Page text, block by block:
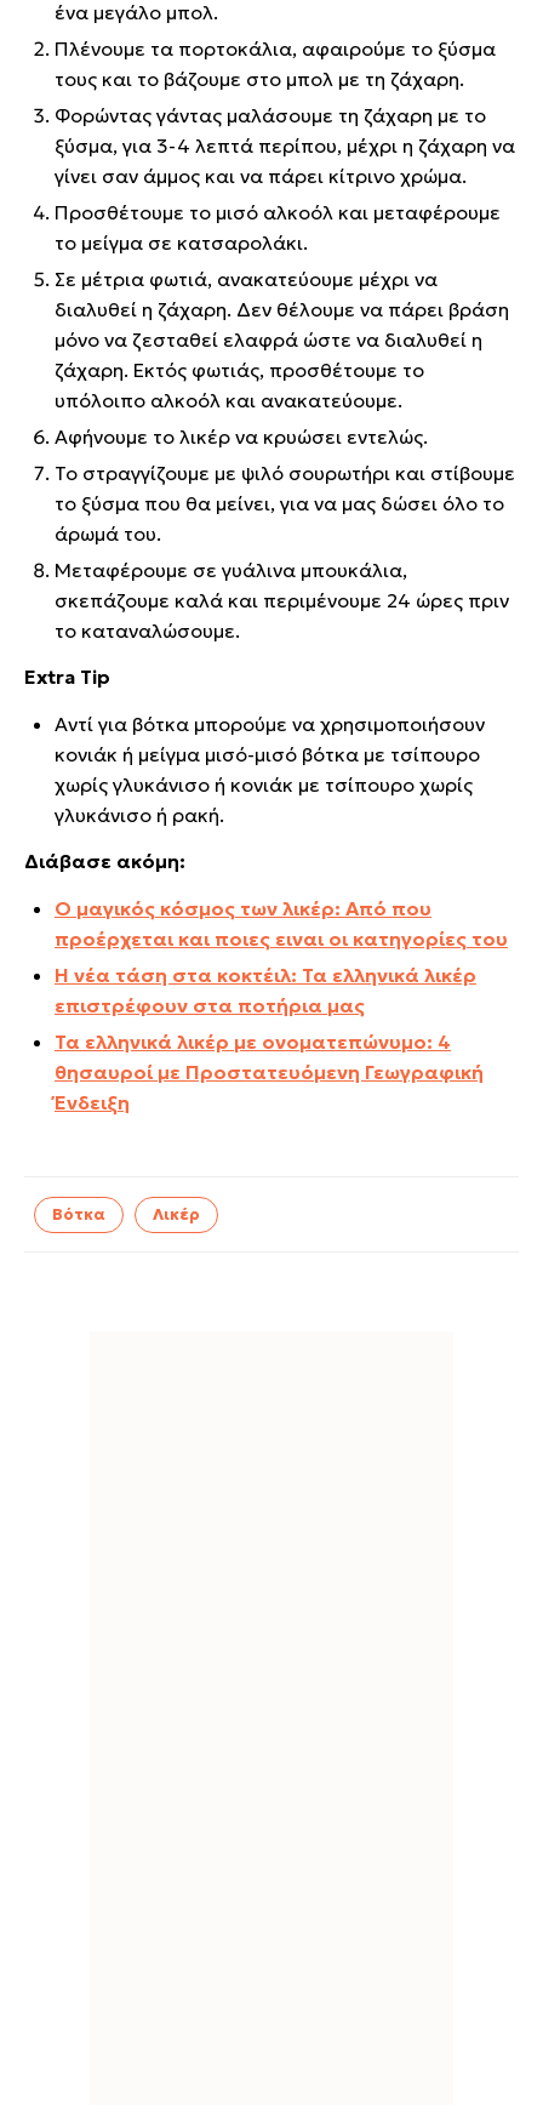
ένα μεγάλο μπολ.
Πλένουμε τα πορτοκάλια, αφαιρούμε το ξύσμα
τους και το βάζουμε στο μπολ με τη ζάχαρη.
Φορώντας γάντας μαλάσουμε τη ζάχαρη με το
ξύσμα, για 3-4 λεπτά περίπου, μέχρι η ζάχαρη να
γίνει σαν άμμος και να πάρει κίτρινο χρώμα.
Προσθέτουμε το μισό αλκοόλ και μεταφέρουμε
το μείγμα σε κατσαρολάκι.
Σε μέτρια φωτιά, ανακατεύουμε μέχρι να
διαλυθεί η ζάχαρη. Δεν θέλουμε να πάρει βράση
μόνο να ζεσταθεί ελαφρά ώστε να διαλυθεί η
ζάχαρη. Εκτός φωτιάς, προσθέτουμε το
υπόλοιπο αλκοόλ και ανακατεύουμε.
Αφήνουμε το λικέρ να κρυώσει εντελώς.
Το στραγγίζουμε με ψιλό σουρωτήρι και στίβουμε
το ξύσμα που θα μείνει, για να μας δώσει όλο το
άρωμά του.
Μεταφέρουμε σε γυάλινα μπουκάλια,
σκεπάζουμε καλά και περιμένουμε 24 ώρες πριν
το καταναλώσουμε.
Extra Tip
Αντί για βότκα μπορούμε να χρησιμοποιήσουν
κονιάκ ή μείγμα μισό-μισό βότκα με τσίπουρο
χωρίς γλυκάνισο ή κονιάκ με τσίπουρο χωρίς
γλυκάνισο ή ρακή.
Διάβασε ακόμη:
Ο μαγικός κόσμος των λικέρ: Από που
προέρχεται και ποιες ειναι οι κατηγορίες του
Η νέα τάση στα κοκτέιλ: Τα ελληνικά λικέρ
επιστρέφουν στα ποτήρια μας
Τα ελληνικά λικέρ με ονοματεπώνυμο: 4
θησαυροί με Προστατευόμενη Γεωγραφική
Ένδειξη
Βότκα Λικέρ